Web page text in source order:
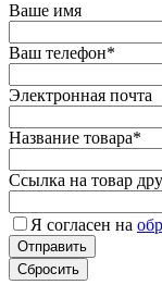
Ваше имя
Ваш телефон*
Электронная почта
Название товара*
Ссылка на товар
Я согласен на